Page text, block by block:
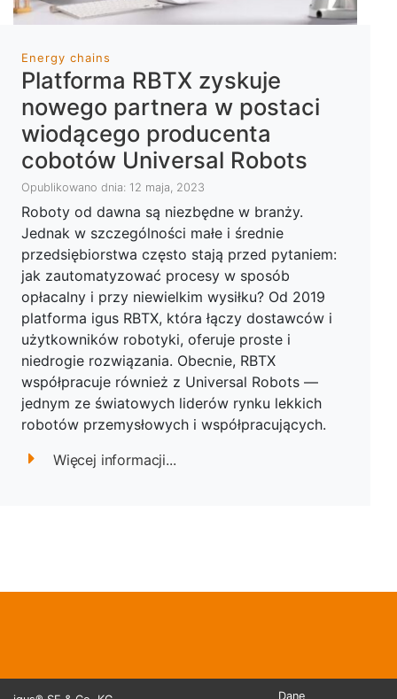
Energy chains
Platforma RBTX zyskuje
nowego partnera w postaci
wiodącego producenta
cobotów Universal Robots
Opublikowano dnia: 12 maja, 2023
Roboty od dawna są niezbędne w branży.
Jednak w szczególności małe i średnie
przedsiębiorstwa często stają przed pytaniem:
jak zautomatyzować procesy w sposób
opłacalny i przy niewielkim wysiłku? Od 2019
platforma igus RBTX, która łączy dostawców i
użytkowników robotyki, oferuje proste i
niedrogie rozwiązania. Obecnie, RBTX
współpracuje również z Universal Robots —
jednym ze światowych liderów rynku lekkich
robotów przemysłowych i współpracujących.
Więcej informacji...
Dane